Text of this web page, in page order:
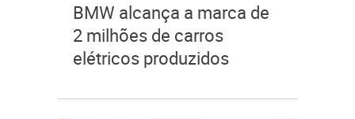
BMW alcança a marca de
2 milhões de carros
elétricos produzidos